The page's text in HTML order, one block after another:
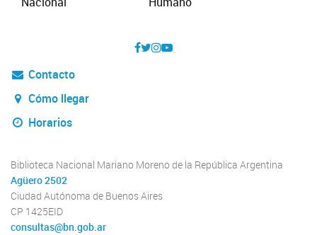
Contacto
Cómo llegar
Horarios
Biblioteca Nacional Mariano Moreno de la República Argentina
Agüero 2502
Ciudad Autónoma de Buenos Aires
CP 1425EID
consultas@bn.gob.ar